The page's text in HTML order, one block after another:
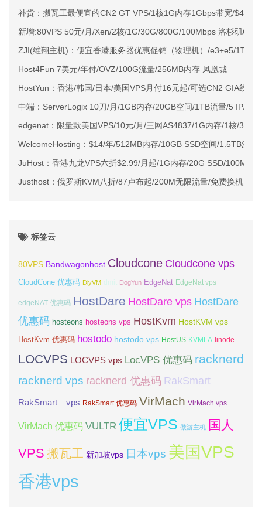
补货：搬瓦工最便宜的CN2 GT VPS/1核1G内存1Gbps带宽/
新增:80VPS 50元/月/Xen/2核/1G/30G/800G/100Mbps 洛杉矶QP
ZJI(维翔主机)：便宜香港服务器优惠促销（物理机）/e3+e5/1T
Host4Fun 7美元/年付/OVZ/100G流量/256MB内存 凤凰城
HostYun：香港/韩国/日本/美国VPS月付16元起/可选CN2 GIA线路/
中端：ServerLogix 10刀/月/1GB内存/20GB空间/1TB流量/5 IP/
edgenat：限量款美国VPS/10元/月/三网AS4837/1G内存/1核/
WelcomeHosting：$14/年/512MB内存/10GB SSD空间/1.5TB流量
JuHost：香港九龙VPS六折$2.99/月起/1G内存/20G SSD/100M带
Justhost：俄罗斯KVM八折/87卢布起/200M无限流量/免费换机房/
标签云
80VPS Bandwagonhost Cloudcone Cloudcone vps
CloudCone 优惠码 DiyVM dmit DogYun EdgeNat EdgeNat vps
edgeNAT 优惠码 HostDare HostDare vps HostDare
优惠码 hosteons hosteons vps HostKvm HostKVM vps
HostKvm 优惠码 hostodo hostodo vps HostUS KVMLA linode
LOCVPS LOCVPS vps LocVPS 优惠码 racknerd
racknerd vps racknerd 优惠码 RakSmart
RakSmart vps RakSmart 优惠码 VirMach VirMach vps
VirMach 优惠码 VULTR 便宜VPS 傲游主机 国人
VPS 搬瓦工 新加坡vps 日本vps 美国VPS
香港vps